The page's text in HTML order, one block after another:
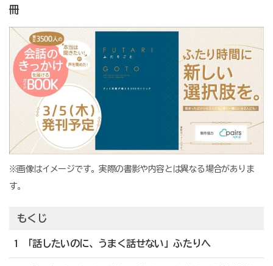
冊
※画像はイメージです。実際の書影や内容とは異なる場合がありま
す。
もくじ
1 「話したいのに、うまく話せない」ふたりへ